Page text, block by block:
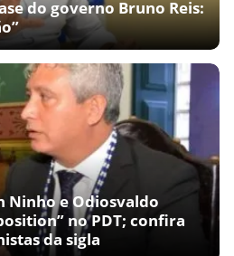
do governo Bruno Reis:
Ninho e Odiosvaldo
no PDT; confira
da sigla